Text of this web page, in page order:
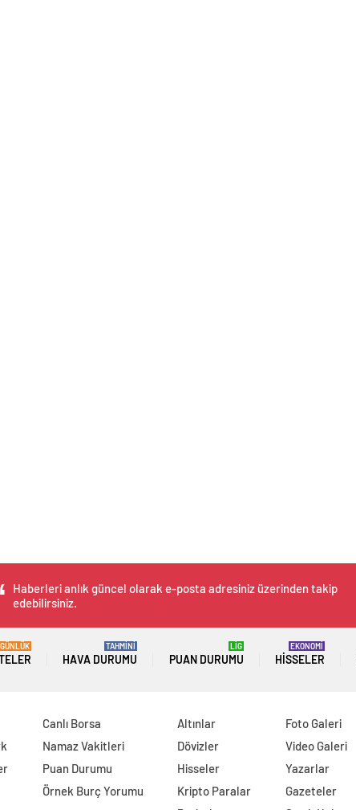
Haberleri anlık güncel olarak e-posta adresiniz üzerinden takip
edebilirsiniz.
GÜNLÜK
HAVA DURUMU
TAHMİNİ
PUAN DURUMU
LİG
HISSELER
EKONOMİ
Canlı Borsa
Namaz Vakitleri
Puan Durumu
Örnek Burç Yorumu
Altınlar
Dövizler
Hisseler
Kripto Paralar
Foto Galeri
Video Galeri
Yazarlar
Gazeteler